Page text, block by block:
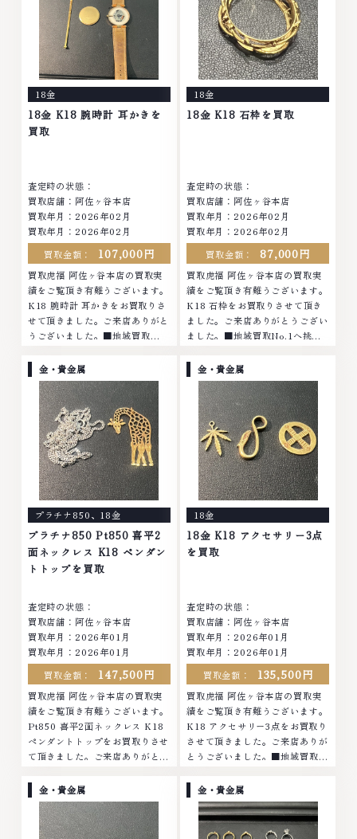
18金
18金 K18 腕時計 耳かきを
買取
査定時の状態：
買取店舗：阿佐ヶ谷本店
買取年月： 2026年02月
買取年月： 2026年02月
買取金額：
107,000円
買取虎福 阿佐ヶ谷本店の買取実
績をご覧頂き有難うございます。
K18 腕時計 耳かきをお買取りさ
せて頂きました。ご来店ありがと
うございました。■地域買取
ンド ブランド品 ブランド衣類 お
酒買取りのことなら、お任せくだ
さいなかでも金・...
18金
18金 K18 石枠を買取
査定時の状態：
買取店舗：阿佐ヶ谷本店
買取年月： 2026年02月
買取年月： 2026年02月
買取金額：
87,000円
買取虎福 阿佐ヶ谷本店の買取実
績をご覧頂き有難うございます。
K18 石枠をお買取りさせて頂き
ました。ご来店ありがとうござい
ました。■地域買取No.1へ挑戦
ド品 ブランド衣類 お酒買取りの
ことなら、お任せくださいなかで
も金・プラチナ...
金・貴金属
プラチナ850、 18金
プラチナ850 Pt850 喜平2
面ネックレス K18 ペンダン
トトップを買取
査定時の状態：
買取店舗：阿佐ヶ谷本店
買取年月： 2026年01月
買取年月： 2026年01月
買取金額：
147,500円
買取虎福 阿佐ヶ谷本店の買取実
績をご覧頂き有難うございます。
Pt850 喜平2面ネックレス K18
ペンダントトップをお買取りさせ
て頂きました。ご来店ありがとう
へ挑戦金 プラチナ ダイヤモンド
ブランド品 ブランド衣類 お酒買
取りのことなら...
金・貴金属
18金
18金 K18 アクセサリー3点
を買取
査定時の状態：
買取店舗：阿佐ヶ谷本店
買取年月： 2026年01月
買取年月： 2026年01月
買取金額：
135,500円
買取虎福 阿佐ヶ谷本店の買取実
績をご覧頂き有難うございます。
K18 アクセサリー3点をお買取り
させて頂きました。ご来店ありが
とうございました。■地域買取
ンド ブランド品 ブランド衣類 お
酒買取りのことなら、お任せくだ
さいなかでも金...
金・貴金属 金・貴金属